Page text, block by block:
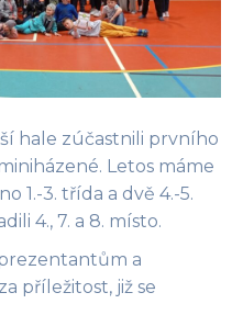
hale zúčastnili prvního
Letos máme
1.-3. třída a dvě 4.-5.
4., 7. a 8. místo.
a
příležitost, již se